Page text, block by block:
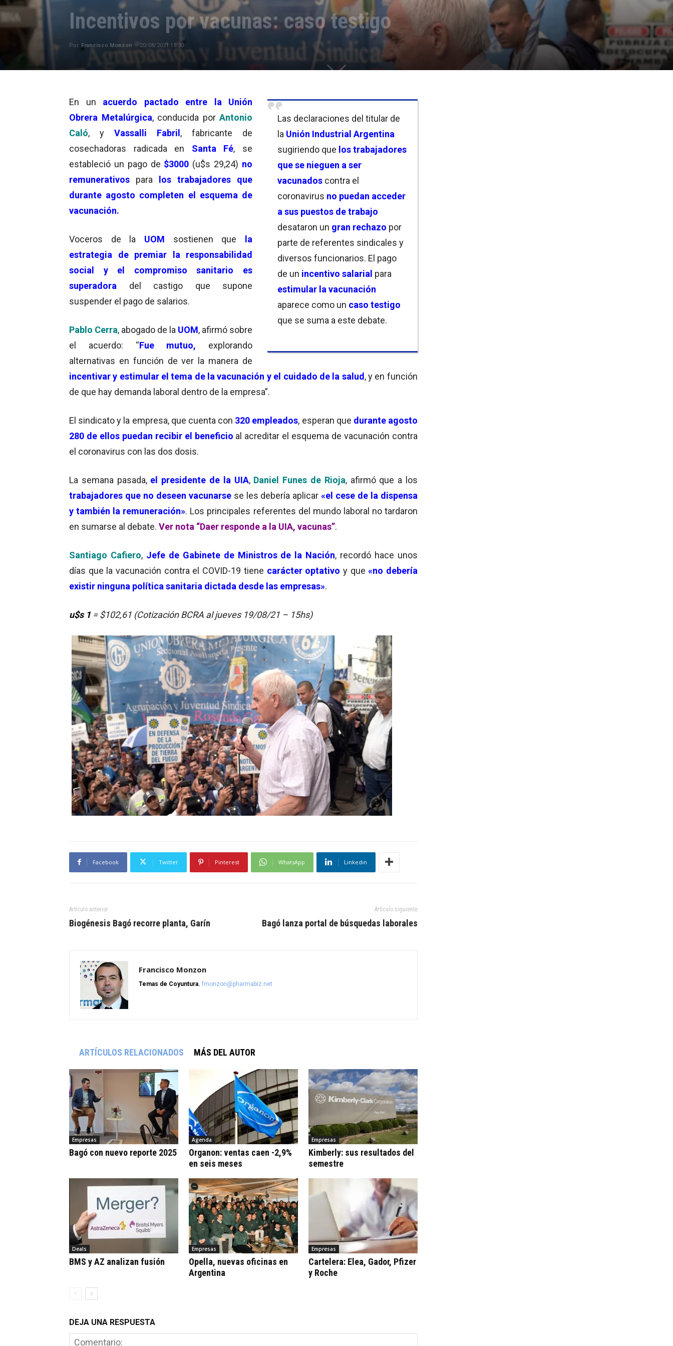
Incentivos por vacunas: caso testigo
Por Francisco Monzon - 20/08/2021 11:30
Las declaraciones del titular de
la Unión Industrial Argentina
sugiriendo que los trabajadores
que se nieguen a ser
vacunados contra el
coronavirus no puedan acceder
a sus puestos de trabajo
desataron un gran rechazo por
parte de referentes sindicales y
diversos funcionarios. El pago
de un incentivo salarial para
estimular la vacunación
aparece como un caso testigo
que se suma a este debate.
En un acuerdo pactado entre la Unión
Obrera Metalúrgica, conducida por Antonio
Caló, y Vassalli Fabril, fabricante de
cosechadoras radicada en Santa Fé, se
estableció un pago de $3000 (u$s 29,24) no
remunerativos para los trabajadores que
durante agosto completen el esquema de
vacunación.
Voceros de la UOM sostienen que la
estrategia de premiar la responsabilidad
social y el compromiso sanitario es
superadora del castigo que supone
suspender el pago de salarios.
Pablo Cerra, abogado de la UOM, afirmó sobre
el acuerdo: “Fue mutuo, explorando
alternativas en función de ver la manera de
incentivar y estimular el tema de la vacunación y el cuidado de la salud, y en función
de que hay demanda laboral dentro de la empresa”.
El sindicato y la empresa, que cuenta con 320 empleados, esperan que durante agosto
280 de ellos puedan recibir el beneficio al acreditar el esquema de vacunación contra
el coronavirus con las dos dosis.
La semana pasada, el presidente de la UIA, Daniel Funes de Rioja, afirmó que a los
trabajadores que no deseen vacunarsese les debería aplicar «el cese de la dispensa
y también la remuneración». Los principales referentes del mundo laboral no tardaron
en sumarse al debate. Ver nota “Daer responde a la UIA, vacunas”.
Santiago Cafiero, Jefe de Gabinete de Ministros de la Nación, recordó hace unos
días que la vacunación contra el COVID-19 tiene carácter optativo y que«no debería
existir ninguna política sanitaria dictada desde las empresas».
u$s 1= $102,61 (Cotización BCRA al jueves 19/08/21 – 15hs)
Facebook Twitter Pinterest WhatsApp Linkedin
Artículo anterior
Biogénesis Bagó recorre planta, Garín
Artículo siguiente
Bagó lanza portal de búsquedas laborales
Francisco Monzon
Temas de Coyuntura. fmonzon@pharmabiz.net
ARTÍCULOS RELACIONADOS MÁS DEL AUTOR
Empresas
Bagó con nuevo reporte 2025
Agenda
Organon: ventas caen -2,9%
en seis meses
Empresas
Kimberly: sus resultados del
semestre
Deals
BMS y AZ analizan fusión
Empresas
Opella, nuevas oficinas en
Argentina
Empresas
Cartelera: Elea, Gador, Pfizer
y Roche
DEJA UNA RESPUESTA